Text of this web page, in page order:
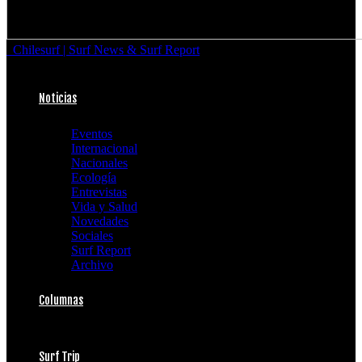
Chilesurf | Surf News & Surf Report
Noticias
Eventos
Internacional
Nacionales
Ecología
Entrevistas
Vida y Salud
Novedades
Sociales
Surf Report
Archivo
Columnas
Surf Trip